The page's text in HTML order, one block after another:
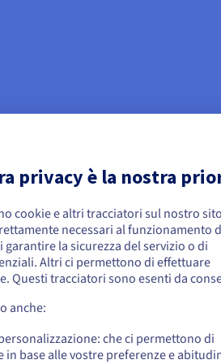
Nodo di Codice. Questa
complessi o logica proprietaria.
a quasi tutte le API, è utilizzato da
gli avvisi infrastrutturali. Ecco
sia Stati
è necessario accedere al sito web del
USD - $
privacy è la nostra
cookie e altri tracciatori sul nostro sito
necessari al funzionamento
la sicurezza del servizio o di
Altri ci permettono di effettuare
Questi tracciatori sono esenti da
anche:
che ci permettono di
base alle vostre preferenze e